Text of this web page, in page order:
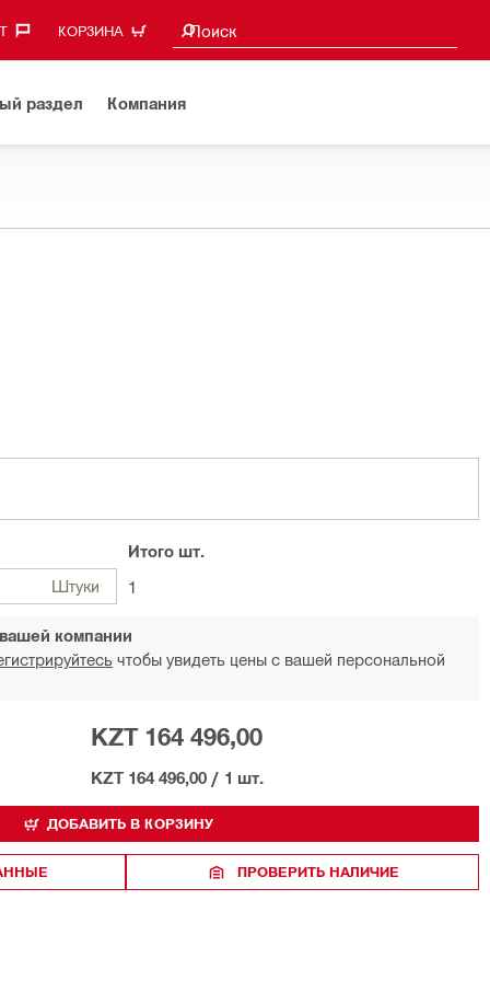
КОРЗИНА Поиск
Поиск предложений
раздел Компания
Штуки
Итого шт.
1
компании
чтобы увидеть цены с вашей персональной
KZT 164 496,00
KZT 164 496,00 / 1 шт.
ДОБАВИТЬ В КОРЗИНУ
ПРОВЕРИТЬ НАЛИЧИЕ